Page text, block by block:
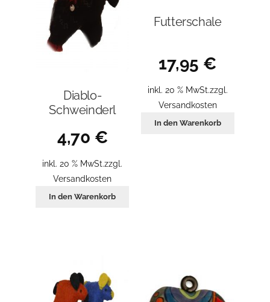
Diablo-
Schweinderl
4,70 €
inkl. 20 % MwSt.zzgl.
Versandkosten
In den Warenkorb
Futterschale
17,95 €
inkl. 20 % MwSt.zzgl.
Versandkosten
In den Warenkorb